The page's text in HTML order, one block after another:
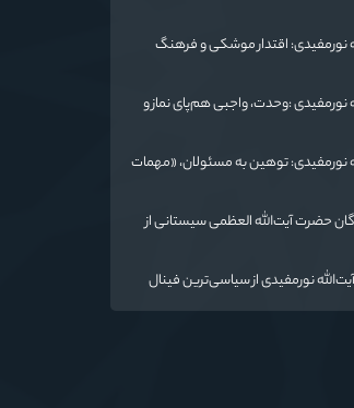
مسئولان حد شرعی دارد
نورمفیدی: اقتدار موشکی و فرهنگ
روایتگری جهانی
نورمفیدی :وحدت، واجبی هم‌پای نماز و
نورمفیدی: توهین به مسئولان، «مهمات
جنگ است
نمایندگان حضرت آیت‌الله العظمی سیستانی از
نورمفیدی از سیاسی‌ترین فینال